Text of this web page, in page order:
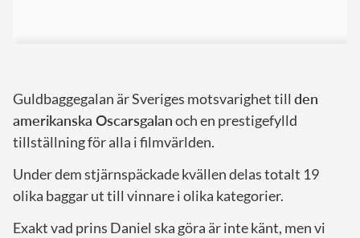
Guldbaggegalan är Sveriges motsvarighet till den
amerikanska Oscarsgalanoch en prestigefylld
tillställning för alla i filmvärlden.
Under dem stjärnspäckade kvällen delas totalt 19
olika baggar ut till vinnare i olika kategorier.
Exakt vad prins Daniel ska göra är inte känt, men vi